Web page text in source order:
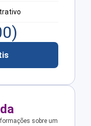
)
sobre um